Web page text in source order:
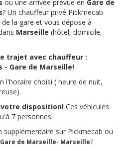
ou une arrivée prévue en Gare de
? Un chauffeur privé Pickmecab
la gare et vous dépose à
Marseille (hôtel, domicile,
trajet avec chauffeur :
- Gare de Marseille!
l'horaire choisi ( heure de nuit,
disposition! Ces véhicules
7 personnes.
sur Pickmecab ou
de Marseille- Marseille?